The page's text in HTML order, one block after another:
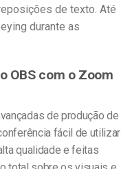
de texto. Até
durante as
OBS com o Zoom
de produção de
fácil de utilizar
qualidade e feitas